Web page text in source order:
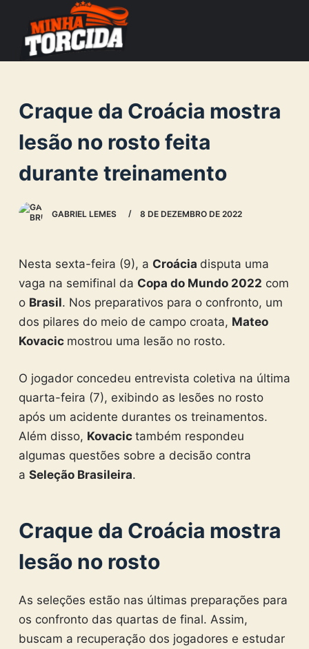
o
c
o
n
e
Craque da Croácia mostra
lesão no rosto feita
durante treinamento
GABRIEL LEMES 8 DE DEZEMBRO DE 2022
Nesta sexta-feira (9), a Croácia disputa uma
vaga na semifinal da Copa do Mundo 2022 com
o Brasil. Nos preparativos para o confronto, um
dos pilares do meio de campo croata, Mateo
Kovacic mostrou uma lesão no rosto.
O jogador concedeu entrevista coletiva na última
quarta-feira (7), exibindo as lesões no rosto
após um acidente durantes os treinamentos.
Além disso, Kovacic também respondeu
algumas questões sobre a decisão contra
a Seleção Brasileira.
Craque da Croácia mostra
lesão no rosto
As seleções estão nas últimas preparações para
os confronto das quartas de final. Assim,
buscam a recuperação dos jogadores e estudar